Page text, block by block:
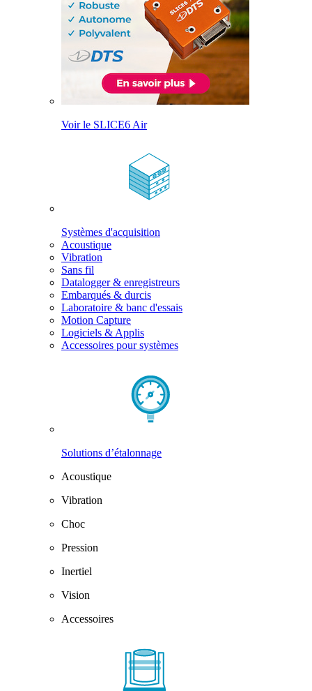
Voir le SLICE6 Air
Systèmes d'acquisition
Acoustique
Vibration
Sans fil
Datalogger & enregistreurs
Embarqués & durcis
Laboratoire & banc d'essais
Motion Capture
Logiciels & Applis
Accessoires pour systèmes
Solutions d’étalonnage
Acoustique
Vibration
Choc
Pression
Inertiel
Vision
Accessoires